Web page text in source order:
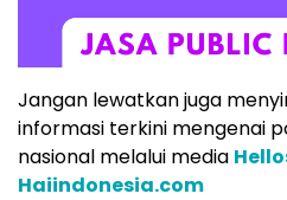
Jangan lewatkan juga
informasi terkini mengenai
nasional melalui media
Haiindonesia.com